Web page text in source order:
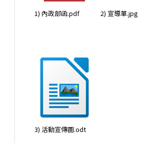
1) 內政部函.pdf 2) 宣導單.jpg
3) 活動宣傳圖.odt